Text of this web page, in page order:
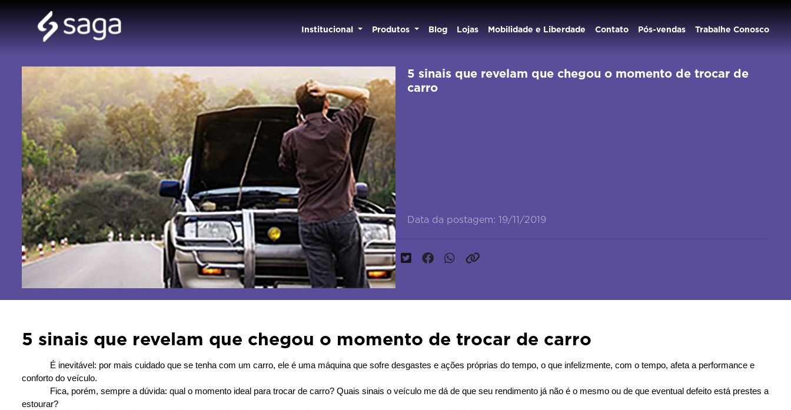
Institucional Produtos Blog Lojas Mobilidade e Liberdade Contato Pós-vendas Trabalhe Conosco
5 sinais que revelam que chegou o momento de trocar de
carro
Data da postagem: 19/11/2019
5 sinais que revelam que chegou o momento de trocar de carro
É inevitável: por mais cuidado que se tenha com um carro, ele é uma máquina que sofre desgastes e ações próprias do tempo, o que infelizmente, com o tempo, afeta a performance e
conforto do veículo.
Fica, porém, sempre a dúvida: qual o momento ideal para trocar de carro? Quais sinais o veículo me dá de que seu rendimento já não é o mesmo ou de que eventual defeito está prestes a
estourar?